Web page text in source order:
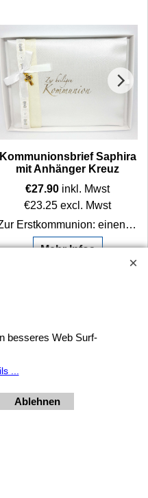
Kommunionsbrief Saphira
mit Anhänger Kreuz
€27.90 inkl. Mwst
€23.25 excl. Mwst
Zur Erstkommunion: einen klassischen Kommunionsbrief als Erinnerung an die Erstkommunion verschenken.
Mehr Infos
besseres Web Surf-
...
Ablehnen